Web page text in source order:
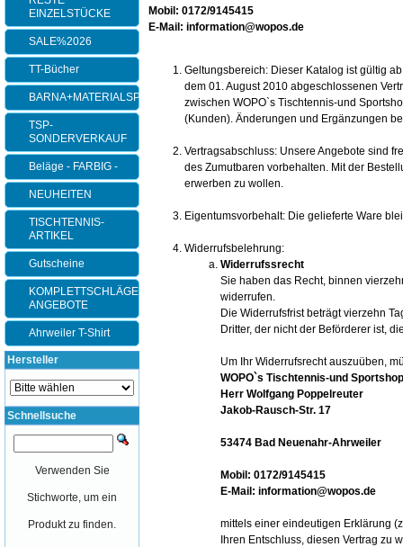
Mobil: 0172/9145415
E-Mail: information@wopos.de
Geltungsbereich: Dieser Katalog ist gültig
dem 01. August 2010 abgeschlossenen
zwischen WOPO`s Tischtennis-und
(Kunden). Änderungen und Ergänzungen
Vertragsabschluss: Unsere Angebote sind
des Zumutbaren vorbehalten. Mit der
erwerben zu wollen.
Eigentumsvorbehalt: Die gelieferte Ware
Widerrufsbelehrung:
Widerrufssrecht
Sie haben das Recht, binnen
widerrufen.
Die Widerrufsfrist beträgt vierzehn
Dritter, der nicht der Beförderer ist,
Um Ihr Widerrufsrecht auszuüben,
WOPO`s Tischtennis-und Sportshop
Herr Wolfgang Poppelreuter
Jakob-Rausch-Str. 17
53474 Bad Neuenahr-Ahrweiler
Mobil: 0172/9145415
E-Mail: information@wopos.de
mittels einer eindeutigen Erklärung
Ihren Entschluss, diesen Vertrag zu
EINZELSTÜCKE
SALE%2026
TT-Bücher
BARNA+MATERIALSPEZI
TSP-
SONDERVERKAUF
Beläge - FARBIG -
NEUHEITEN
TISCHTENNIS-
ARTIKEL
Gutscheine
KOMPLETTSCHLÄGER-
ANGEBOTE
Ahrweiler T-Shirt
Hersteller
Schnellsuche
Verwenden Sie
Stichworte, um ein
Produkt zu finden.